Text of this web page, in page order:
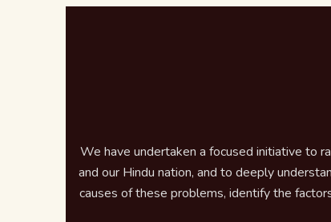
We have undertaken a focused initiative to
and our Hindu nation, and to deeply
causes of these problems, identify the